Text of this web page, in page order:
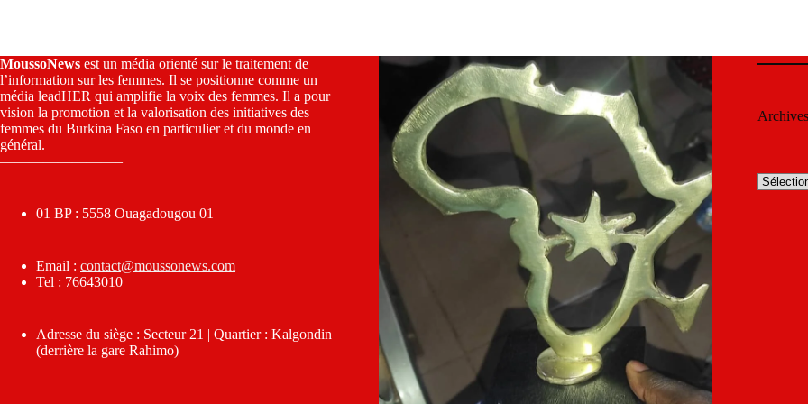
MoussoNews est un média orienté sur le traitement de
l’information sur les femmes. Il se positionne comme un
média leadHER qui amplifie la voix des femmes. Il a pour
vision la promotion et la valorisation des initiatives des
femmes du Burkina Faso en particulier et du monde en
général.
————————–
01 BP : 5558 Ouagadougou 01
Email : contact@moussonews.com
Tel : 76643010
Adresse du siège : Secteur 21 | Quartier : Kalgondin
(derrière la gare Rahimo)
Archives
Archives